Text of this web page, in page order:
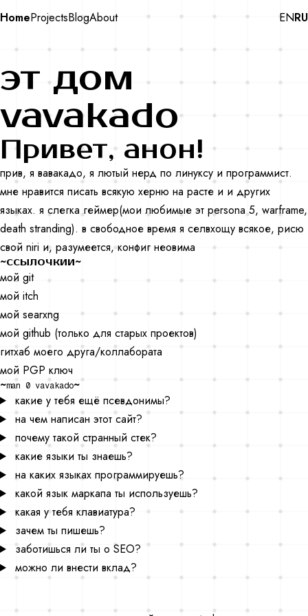
HomeProjectsBlogAbout ENRU
эт дом
vavakado
Привет, анон!
прив, я вавакадо, я лютый нерд по линуксу и программист.
мне нравится писать всякую херню на расте и и других
языках. я слегка геймер(мои любимые эт persona 5, warframe,
death stranding). в свободное время я селвхощу всякое, рисю
свой niri и, разумеется, конфиг неовима
~ссылочкии~
мой git
мой itch
мой searxng
мой github (только для старых проектов)
гитхаб моего друга/коллаборатa
мой PGP ключ
~man 0 vavakado~
какие у тебя ещё псевдонимы?
на чем написан этот сайт?
почему такой странный стек?
какие языки ты знаешь?
на каких языках программируешь?
какой язык маркапа ты используешь?
какая у тебя клавиатура?
зачем ты пишешь?
заботишься ли ты о SEO?
можно ли внести вклад?